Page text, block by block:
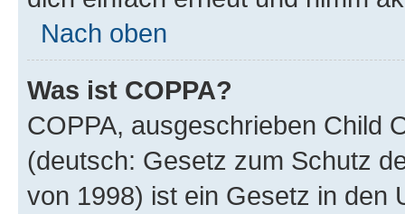
Nach oben
Was ist COPPA?
COPPA, ausgeschrieben Child
(deutsch: Gesetz zum Schutz
von 1998) ist ein Gesetz in den